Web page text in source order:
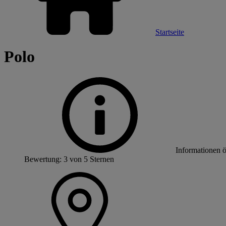
Startseite
Polo
Informationen
Bewertung: 3 von 5 Sternen